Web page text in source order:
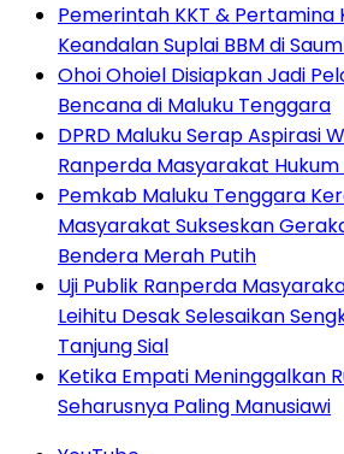
Pemerintah KKT &
Keandalan Suplai BBM di
Ohoi Ohoiel Disiapkan Jadi
Bencana di Maluku Tenggara
DPRD Maluku Serap Aspirasi
Ranperda Masyarakat
Pemkab Maluku Tenggara
Masyarakat Sukseskan
Bendera Merah Putih
Uji Publik Ranperda
Leihitu Desak Selesaikan
Tanjung Sial
Ketika Empati Meninggalkan
Seharusnya Paling Manusiawi